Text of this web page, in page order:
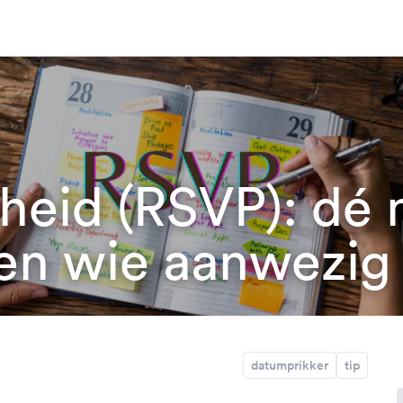
(RSVP): dé
wie aanwezig
datumprikker tip